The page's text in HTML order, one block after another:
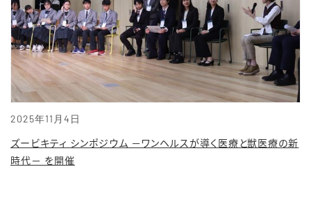
2025年11月4日
ズービキティ シンポジウム －ワンヘルスが導く医療と獣医療の新
時代－ を開催